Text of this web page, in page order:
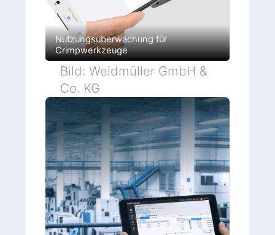
Nutzungsüberwachung für
Crimpwerkzeuge
Bild: Weidmüller GmbH &
Co. KG